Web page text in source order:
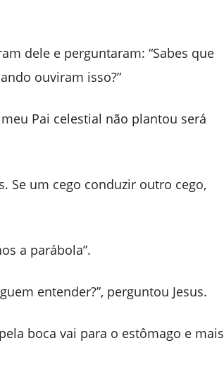
dele e perguntaram: “Sabes que
ouviram isso?”
Pai celestial não plantou será
Se um cego conduzir outro cego,
a parábola”.
entender?”, perguntou Jesus.
boca vai para o estômago e mais